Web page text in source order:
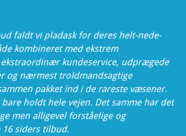
faldt vi pladask for deres helt-nede-
kombineret med ekstrem
kundeservice, udprægede
og nærmest troldmandsagtige
pakket ind i de rareste væsener.
holdt hele vejen. Det samme har det
men alligevel forståelige og
siders tilbud.